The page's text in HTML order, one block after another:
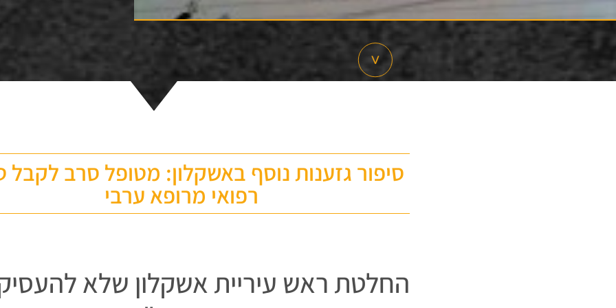
סיפור גזענות נוסף באשקלון: מטופל סרב לקבל
רפואי מרופא ערבי
החלטת ראש עיריית אשקלון שלא